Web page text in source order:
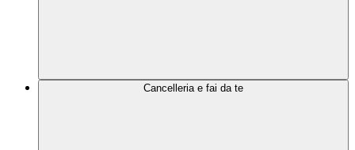
Cancelleria e fai da te